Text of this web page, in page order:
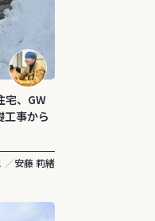
宅、GW
工事から
安藤 莉緒